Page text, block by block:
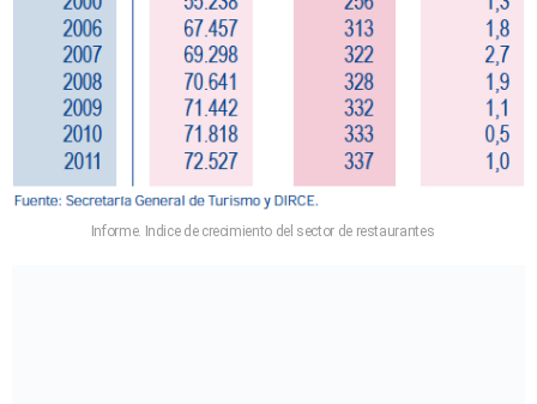
Informe. Indice de crecimiento del sector de restaurantes